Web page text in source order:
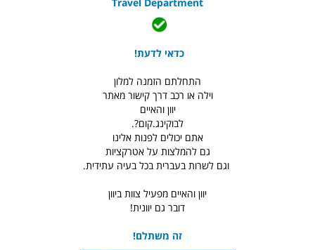
כדאי לדעת!
התחלתם הזמנה למלון
וילה או רכב דרך קישור מאתר
יוון והאיים
לבוקינג.קום?.
אתם יכולים לפנות אלינו
גם להמלצות על אטרקציות
וגם לשרות בעברית בכל בעיה עתידית.
יוון והאיים מפעיל צוות ביוון
דובר גם יוונית!
זה משתלם!